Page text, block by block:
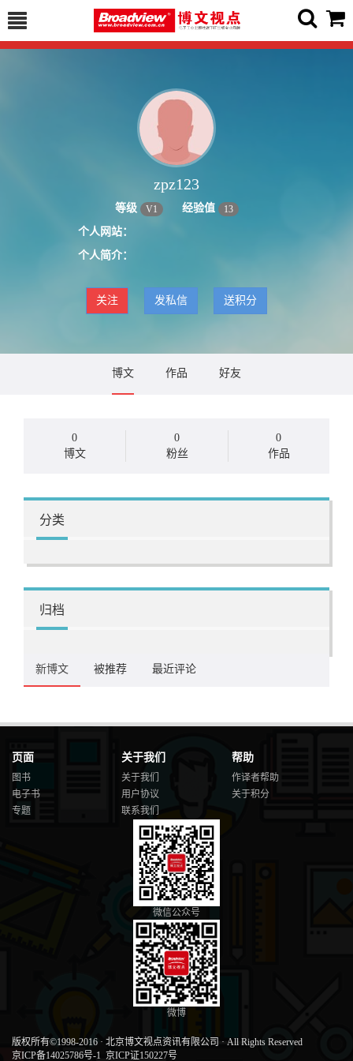
zpz123
等级 V1 经验值 13
个人网站：
个人简介：
关注 发私信 送积分
博文 作品 好友
0
博文
0
粉丝
0
作品
分类
归档
新博文 被推荐 最近评论
页面
图书
电子书
专题
关于我们
关于我们
用户协议
联系我们
帮助
作译者帮助
关于积分
微信公众号
微博
版权所有©1998-2016 · 北京博文视点资讯有限公司 · All Rights Reserved
京ICP备14025786号-1 京ICP证150227号